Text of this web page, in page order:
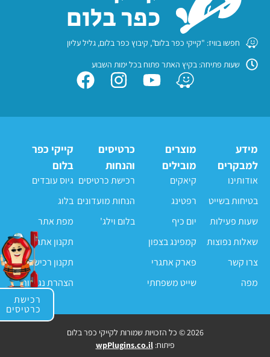
מידע
למבקרים
אודותינו
בטיחות בשייט
שעות פעילות
שאלות נפוצות
צרו קשר
מפה
מוצרים
מובילים
קיאקים
רפטינג
יום כיף
קמפינג בצפון
פארק אתגרי
שייט משפחתי
כרטיסים
והנחות
רכישת כרטיסים
הנחות מועדונים
בלום וילג'
קייקי כפר
בלום
גיוס עובדים
בלוג
מפת אתר
תקנון אתר
תקנון רכישה
הצהרת נגישות
חפשו בוויז: "קייקי כפר בלום", קיבוץ כפר בלום, גליל עליון
שעות פתיחה: בקיץ האתר פתוח בכל ימות השבוע
רכישת
כרטיסים
2026 © כל הזכויות שמורות לקייקי כפר בלום
פיתוח:wpPlugins.co.il